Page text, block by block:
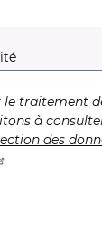
le traitement
à
des